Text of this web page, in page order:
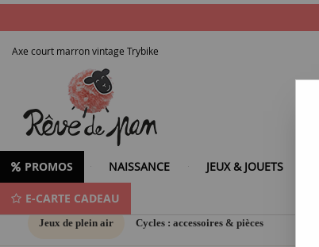
Axe court marron vintage Trybike
PROMOS NAISSANCE JEUX & JOUETS
E-CARTE CADEAU
Jeux de plein air Cycles : accessoires & pièces